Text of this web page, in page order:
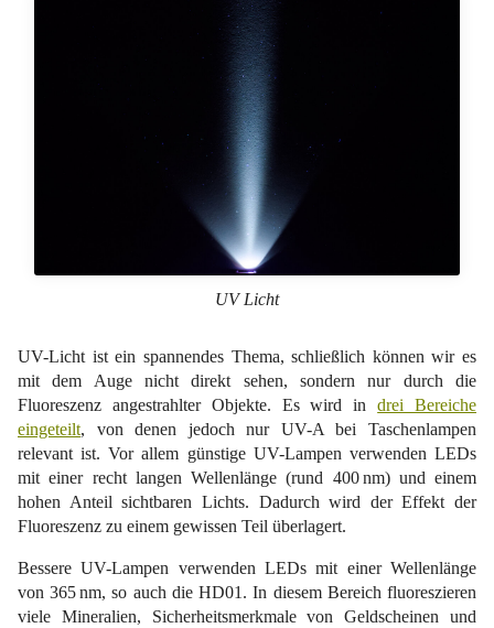
UV Licht
UV-Licht ist ein spannendes Thema, schließlich können wir es
mit dem Auge nicht direkt sehen, sondern nur durch die
Fluoreszenz angestrahlter Objekte. Es wird indrei Bereiche
eingeteilt, von denen jedoch nur UV-A bei Taschenlampen
relevant ist. Vor allem günstige UV-Lampen verwenden LEDs
mit einer recht langen Wellenlänge (rund 400 nm) und einem
hohen Anteil sichtbaren Lichts. Dadurch wird der Effekt der
Fluoreszenz zu einem gewissen Teil überlagert.
Bessere UV-Lampen verwenden LEDs mit einer Wellenlänge
von 365 nm, so auch die HD01. In diesem Bereich fluoreszieren
viele Mineralien, Sicherheitsmerkmale von Geldscheinen und